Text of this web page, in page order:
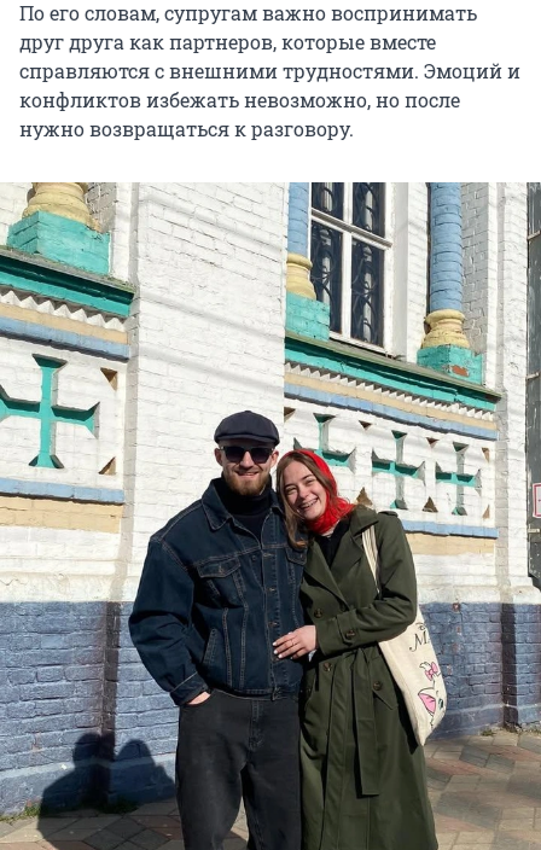
По его словам, супругам важно воспринимать
друг друга как партнеров, которые вместе
справляются с внешними трудностями. Эмоций и
конфликтов избежать невозможно, но после
нужно возвращаться к разговору.